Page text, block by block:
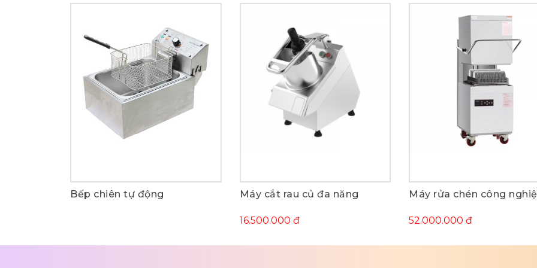
Mua ngay
Bếp chiên tự động Mua ngay
Máy cắt rau củ đa năng
16.500.000 đ
Mua ngay
Máy rửa chén công
52.000.000 đ